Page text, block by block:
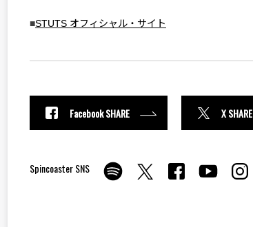
■STUTS オフィシャル・サイト
Facebook SHARE X SHARE
Spincoaster SNS